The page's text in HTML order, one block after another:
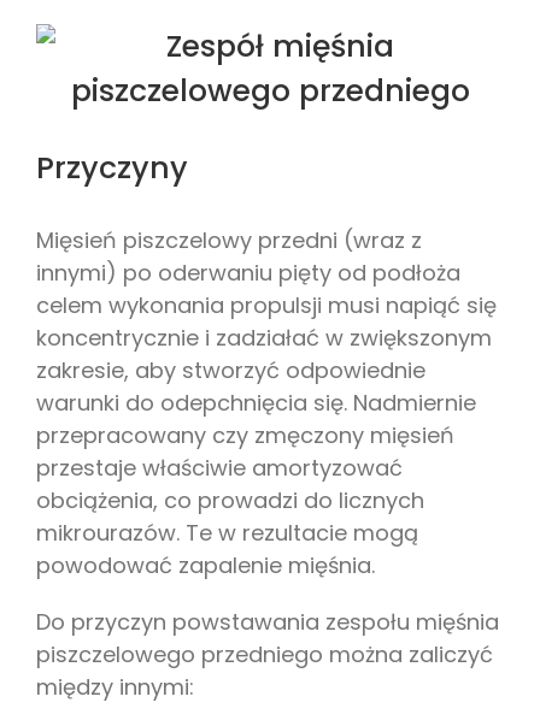
Przyczyny
Mięsień piszczelowy przedni (wraz z
innymi) po oderwaniu pięty od podłoża
celem wykonania propulsji musi napiąć się
koncentrycznie i zadziałać w zwiększonym
zakresie, aby stworzyć odpowiednie
warunki do odepchnięcia się. Nadmiernie
przepracowany czy zmęczony mięsień
przestaje właściwie amortyzować
obciążenia, co prowadzi do licznych
mikrourazów. Te w rezultacie mogą
powodować zapalenie mięśnia.
Do przyczyn powstawania zespołu mięśnia
piszczelowego przedniego można zaliczyć
między innymi: